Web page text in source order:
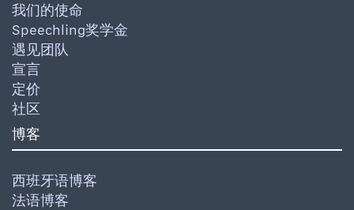
我们的使命
Speechling奖学金
遇见团队
宣言
定价
社区
博客
西班牙语博客
法语博客